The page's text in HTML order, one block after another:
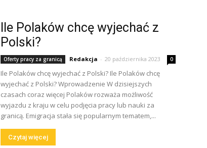
Ile Polaków chcę wyjechać z
Polski?
Oferty pracy za granicą Redakcja - 20 października 2023 0
Ile Polaków chcę wyjechać z Polski? Ile Polaków chcę
wyjechać z Polski? Wprowadzenie W dzisiejszych
czasach coraz więcej Polaków rozważa możliwość
wyjazdu z kraju w celu podjęcia pracy lub nauki za
granicą. Emigracja stała się popularnym tematem,...
Czytaj więcej